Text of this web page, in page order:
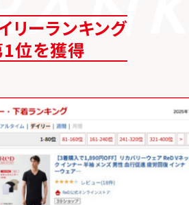
リーランキング
位を獲得